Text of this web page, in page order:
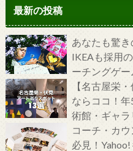
最新の投稿
あなたも驚
IKEAも採用
ーチングゲー
【名古屋栄
ならココ！
術館・ギャラ
コーチ・カ
必見！